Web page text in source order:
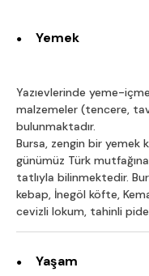
Yemek
Yazıevlerinde yeme-
malzemeler (tencere,
bulunmaktadır.
Bursa, zengin bir yemek
günümüz Türk
tatlıyla bilinmektedir.
kebap, İnegöl köfte,
cevizli lokum, tahinli
Yaşam